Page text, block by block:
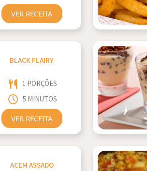
VER RECEITA
BLACK FLAIRY
1 PORÇÕES
5 MINUTOS
VER RECEITA
ACEM ASSADO